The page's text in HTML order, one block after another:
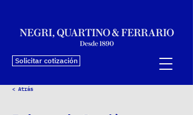
Solicitar cotización
< Atrás